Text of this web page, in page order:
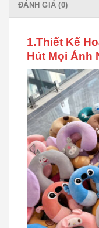
ĐÁNH GIÁ (0)
1.Thiết Kế
Hút Mọi Ánh